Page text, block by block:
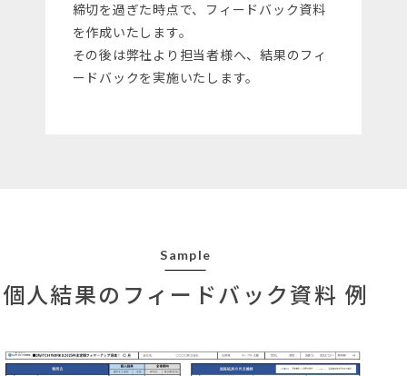
締切を過ぎた時点で、フィードバック資料
を作成いたします。
その後は弊社より担当者様へ、結果のフィ
ードバックを実施いたします。
Sample
個人結果のフィードバック資料 例